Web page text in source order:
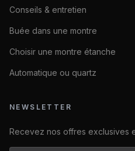
Conseils & entretien
Buée dans une montre
Choisir une montre étanche
Automatique ou quartz
NEWSLETTER
Recevez nos offres exclusives